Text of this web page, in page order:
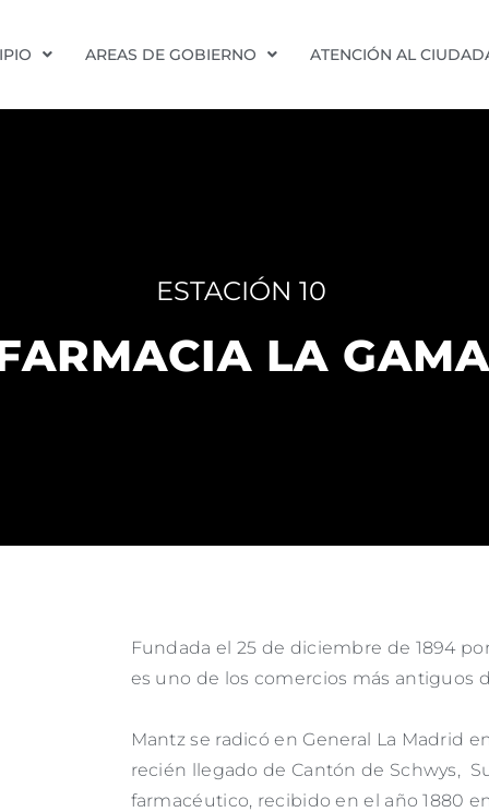
AREAS DE GOBIERNO ATENCIÓN AL
ESTACIÓN 10
LA GAMA
Fundada el 25 de diciembre de 1894
es uno de los comercios más antiguos
Mantz se radicó en General La Madrid
recién llegado de Cantón de Schwys,
farmacéutico, recibido en el año 1880